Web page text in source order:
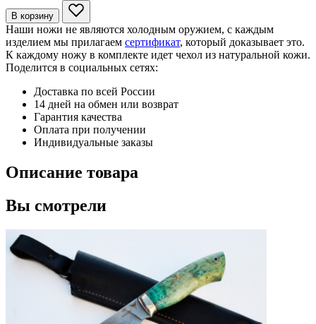
В корзину
Наши ножи не являются холодным оружием, с каждым
изделием мы прилагаем сертификат, который доказывает это.
К каждому ножу в комплекте идет чехол из натуральной кожи.
Поделится в социальных сетях:
Доставка по всей России
14 дней на обмен или возврат
Гарантия качества
Оплата при получении
Индивидуальные заказы
Описание товара
Вы смотрели